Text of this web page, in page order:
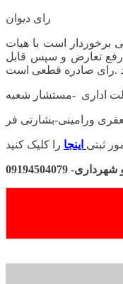
رای دیوان
برخوردار است با هیات
رفع تعارض و سپس قابل
ورامینی-بشارتی فر
ثبتی اینجا
09194504079